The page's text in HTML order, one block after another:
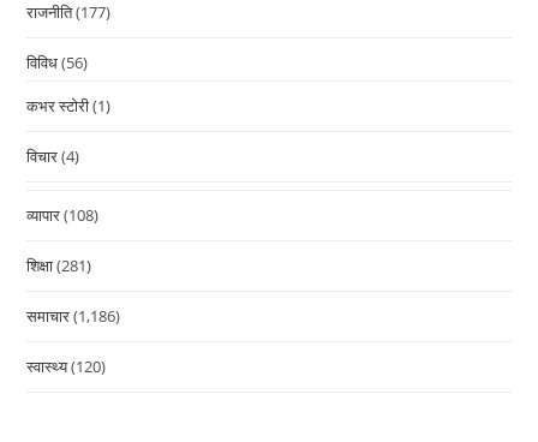
राजनीति(177)
विविध(56)
कभर स्टोरी(1)
विचार(4)
व्यापार(108)
शिक्षा(281)
समाचार(1,186)
स्वास्थ्य(120)